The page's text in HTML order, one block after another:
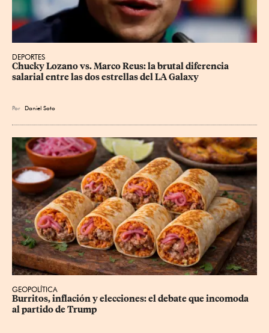
DEPORTES
Chucky Lozano vs. Marco Reus: la brutal diferencia
salarial entre las dos estrellas del LA Galaxy
Por Daniel Soto
GEOPOLÍTICA
Burritos, inflación y elecciones: el debate que incomoda
al partido de Trump